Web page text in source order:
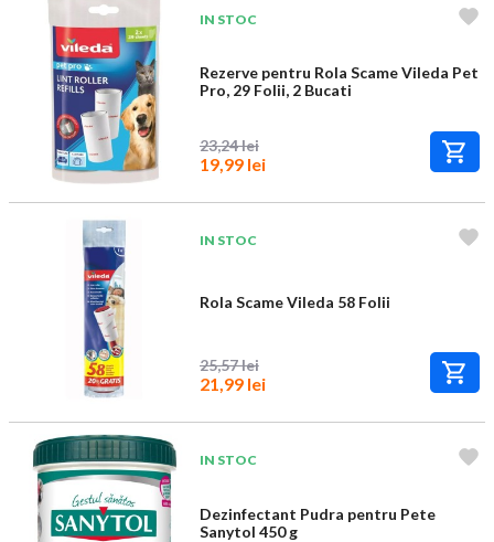
IN STOC
Rezerve pentru Rola Scame Vileda Pet
Pro, 29 Folii, 2 Bucati
23,24 lei
19,99 lei
IN STOC
Rola Scame Vileda 58 Folii
25,57 lei
21,99 lei
IN STOC
Dezinfectant Pudra pentru Pete
Sanytol 450 g